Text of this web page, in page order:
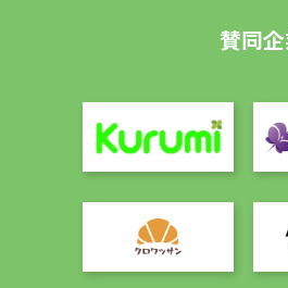
賛同企